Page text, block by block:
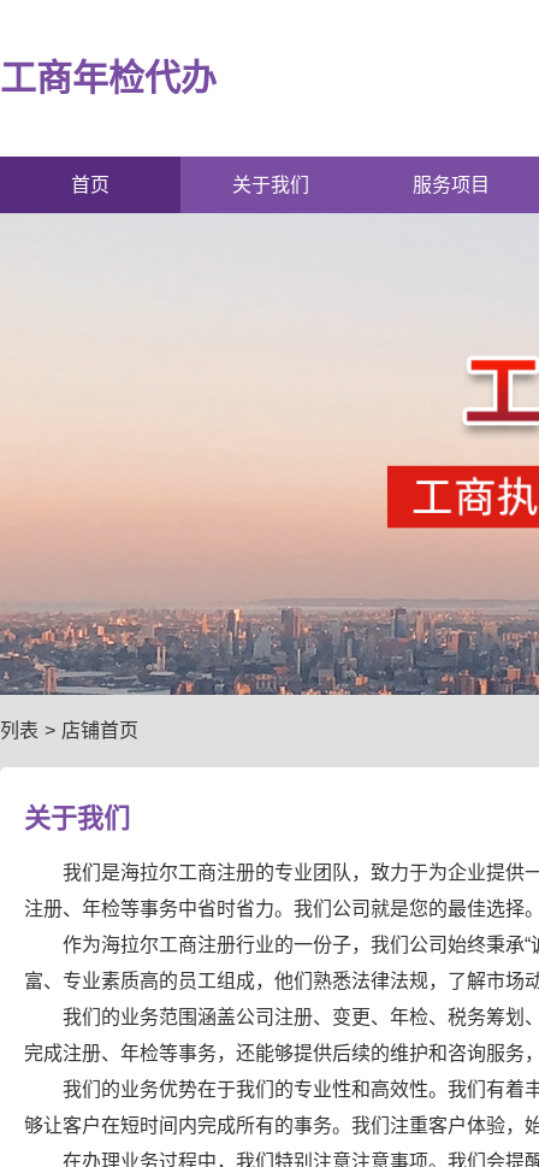
工商年检代办
首页 关于我们 服务项目
列表 > 店铺首页
关于我们
我们是海拉尔工商注册的专业团队，致力于为企业提供
注册、年检等事务中省时省力。我们公司就是您的最佳选择
作为海拉尔工商注册行业的一份子，我们公司始终秉承
富、专业素质高的员工组成，他们熟悉法律法规，了解市场
我们的业务范围涵盖公司注册、变更、年检、税务筹划
完成注册、年检等事务，还能够提供后续的维护和咨询服务
我们的业务优势在于我们的专业性和高效性。我们有着
够让客户在短时间内完成所有的事务。我们注重客户体验，
在办理业务过程中，我们特别注意注意事项。我们会提